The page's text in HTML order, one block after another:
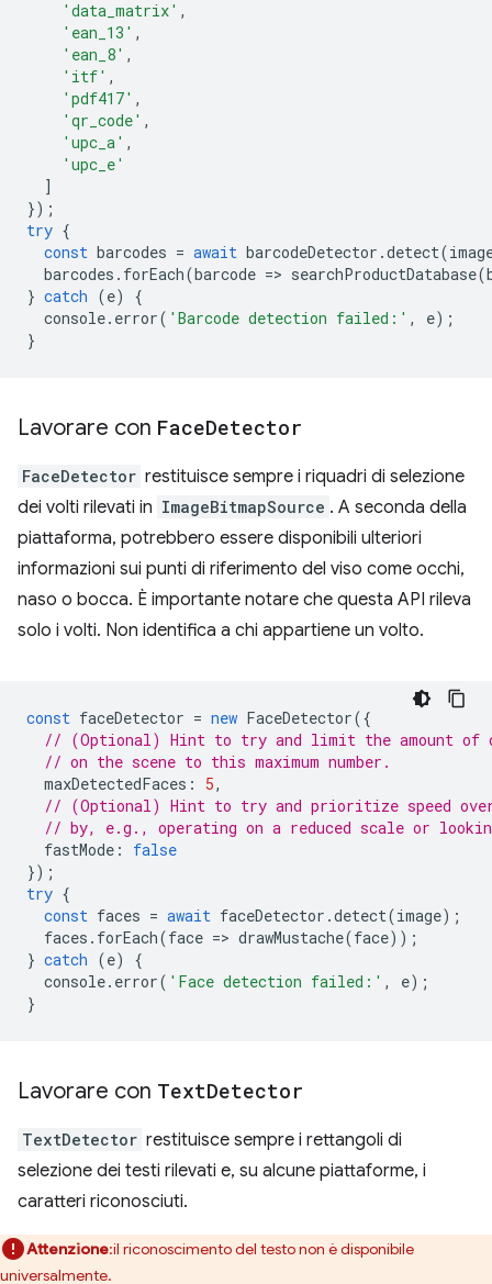
'data_matrix' ,
'ean_13' ,
'ean_8' ,
'itf' ,
'pdf417' ,
'qr_code' ,
'upc_a' ,
'upc_e'
]
});
try {
const barcodes = await barcodeDetector .detect(
barcodes . forEach(barcode => searchProductDatabase(
} catch (e)
{
console. error( 'Barcode detection failed:' , e);
}
Lavorare con FaceDetector
FaceDetector restituisce sempre i riquadri di selezione
dei volti rilevati in ImageBitmapSource . A seconda della
piattaforma, potrebbero essere disponibili ulteriori
informazioni sui punti di riferimento del viso come occhi,
naso o bocca. È importante notare che questa API rileva
solo i volti. Non identifica a chi appartiene un volto.
const faceDetector = new FaceDetector({
// (Optional) Hint to try and limit the amount of
// on the scene to this maximum number.
maxDetectedFaces : 5,
// (Optional) Hint to try and prioritize speed over
// by, e.g., operating on a reduced scale or
fastMode :
false
});
try {
const faces = await faceDetector .detect(image);
faces . forEach(face => drawMustache(face));
} catch (e)
{
console. error( 'Face detection failed:' , e);
}
Lavorare con TextDetector
TextDetector restituisce sempre i rettangoli di
selezione dei testi rilevati e, su alcune piattaforme, i
caratteri riconosciuti.
Attenzione:il riconoscimento del testo non è disponibile
universalmente.